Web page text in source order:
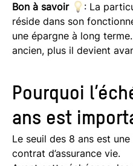
Bon à savoir
: La
réside dans son
une épargne à long
ancien, plus il devient
Pourquoi
ans est
Le seuil des 8 ans est
contrat d’assurance vie.